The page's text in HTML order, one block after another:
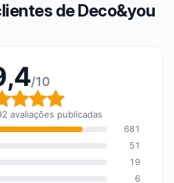
de Deco&you
/10
global: 9,4 em 10
avaliações publicadas
681
51
19
6